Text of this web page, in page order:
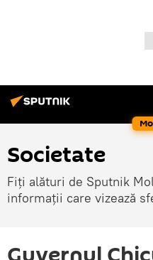
Societate
Fiți alături de Sputnik
informații care vizează